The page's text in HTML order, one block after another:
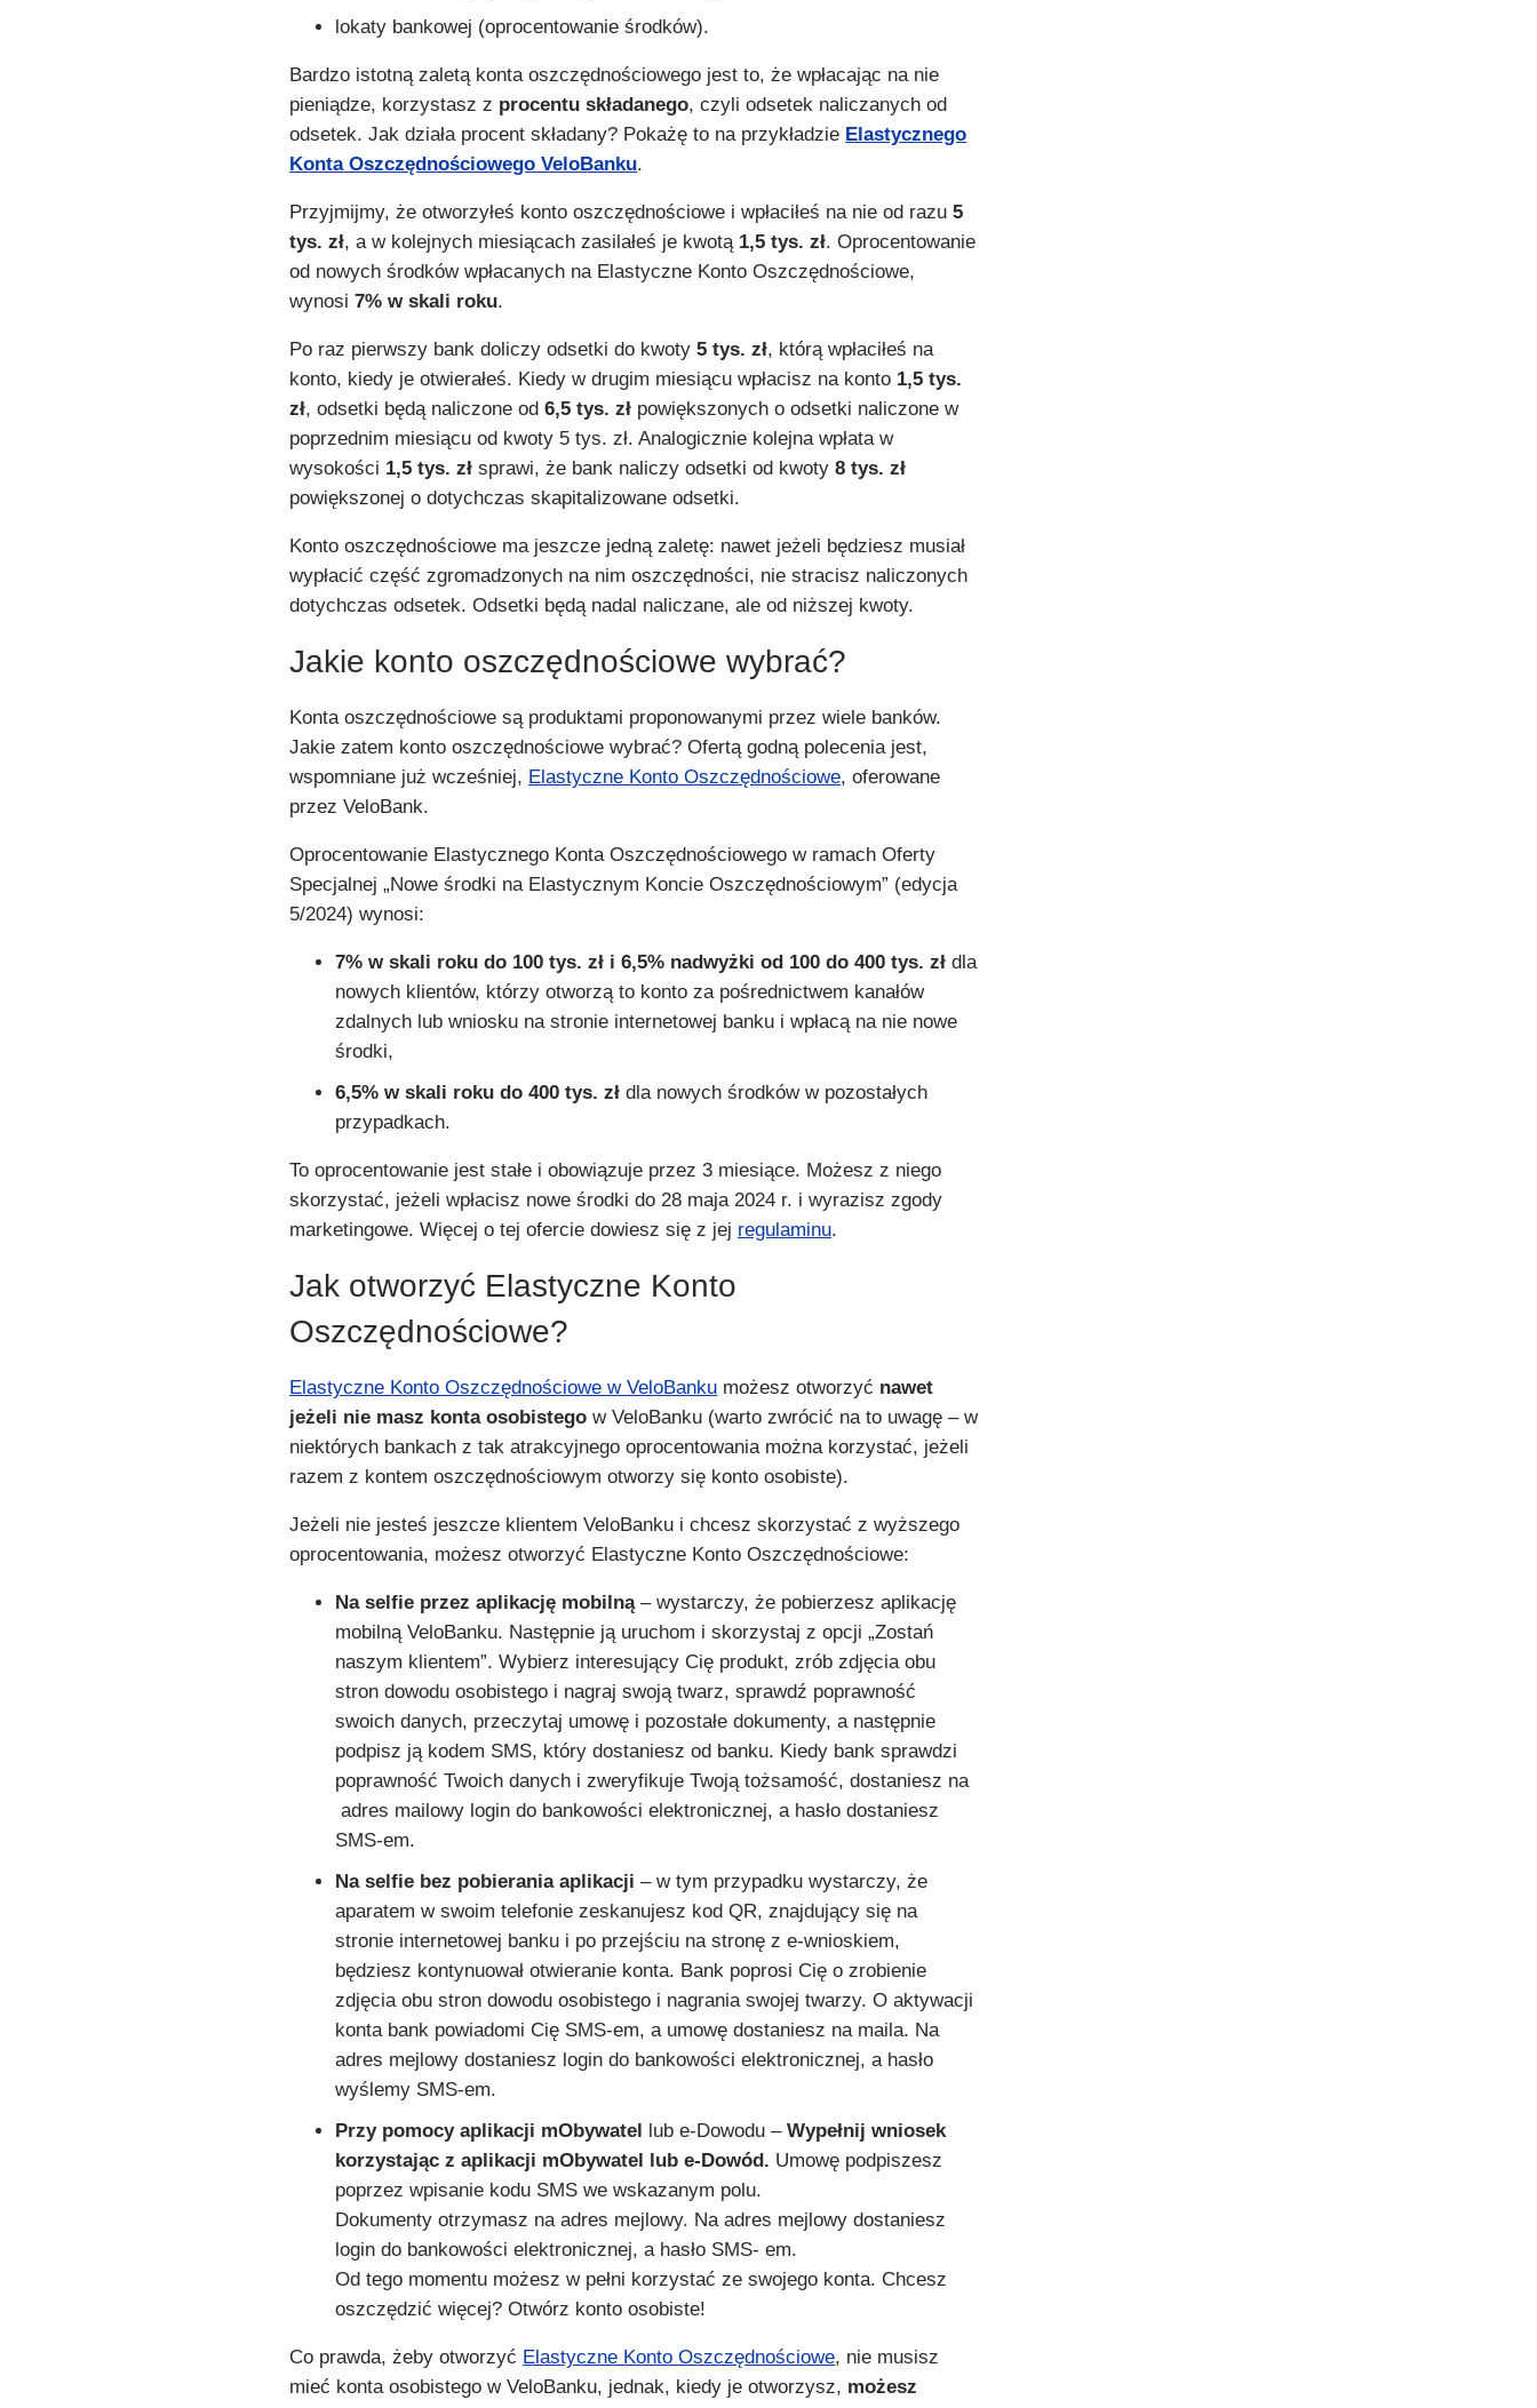
lokaty bankowej (oprocentowanie środków).
Bardzo istotną zaletą konta oszczędnościowego jest to, że wpłacając na nie
pieniądze, korzystasz z procentu składanego, czyli odsetek naliczanych od
odsetek. Jak działa procent składany? Pokażę to na przykładzie Elastycznego
Konta Oszczędnościowego VeloBanku.
Przyjmijmy, że otworzyłeś konto oszczędnościowe i wpłaciłeś na nie od razu5
tys. zł, a w kolejnych miesiącach zasilałeś je kwotą 1,5 tys. zł. Oprocentowanie
od nowych środków wpłacanych na Elastyczne Konto Oszczędnościowe,
wynosi7% w skali roku.
Po raz pierwszy bank doliczy odsetki do kwoty5 tys. zł, którą wpłaciłeś na
konto, kiedy je otwierałeś. Kiedy w drugim miesiącu wpłacisz na konto 1,5 tys.
zł, odsetki będą naliczone od6,5 tys. zł powiększonych o odsetki naliczone w
poprzednim miesiącu od kwoty 5 tys. zł. Analogicznie kolejna wpłata w
wysokości 1,5 tys. zł sprawi, że bank naliczy odsetki od kwoty8 tys. zł
powiększonej o dotychczas skapitalizowane odsetki.
Konto oszczędnościowe ma jeszcze jedną zaletę: nawet jeżeli będziesz musiał
wypłacić część zgromadzonych na nim oszczędności, nie stracisz naliczonych
dotychczas odsetek. Odsetki będą nadal naliczane, ale od niższej kwoty.
Jakie konto oszczędnościowe wybrać?
Konta oszczędnościowe są produktami proponowanymi przez wiele banków.
Jakie zatem konto oszczędnościowe wybrać? Ofertą godną polecenia jest,
wspomniane już wcześniej, Elastyczne Konto Oszczędnościowe, oferowane
przez VeloBank.
Oprocentowanie Elastycznego Konta Oszczędnościowego w ramach Oferty
Specjalnej „Nowe środki na Elastycznym Koncie Oszczędnościowym” (edycja
5/2024) wynosi:
7% w skali roku do 100 tys. zł i 6,5% nadwyżki od 100 do 400 tys. zł dla
nowych klientów, którzy otworzą to konto za pośrednictwem kanałów
zdalnych lub wniosku na stronie internetowej banku i wpłacą na nie nowe
środki,
6,5% w skali roku do 400 tys. zł dla nowych środków w pozostałych
przypadkach.
To oprocentowanie jest stałe i obowiązuje przez 3 miesiące. Możesz z niego
skorzystać, jeżeli wpłacisz nowe środki do 28 maja 2024 r. i wyrazisz zgody
marketingowe. Więcej o tej ofercie dowiesz się z jej regulaminu.
Jak otworzyć Elastyczne Konto
Oszczędnościowe?
Elastyczne Konto Oszczędnościowe w VeloBanku możesz otworzyć nawet
jeżeli nie masz konta osobistego w VeloBanku (warto zwrócić na to uwagę – w
niektórych bankach z tak atrakcyjnego oprocentowania można korzystać, jeżeli
razem z kontem oszczędnościowym otworzy się konto osobiste).
Jeżeli nie jesteś jeszcze klientem VeloBanku i chcesz skorzystać z wyższego
oprocentowania, możesz otworzyć Elastyczne Konto Oszczędnościowe:
Na selfie przez aplikację mobilną– wystarczy, że pobierzesz aplikację
mobilną VeloBanku. Następnie ją uruchom i skorzystaj z opcji „Zostań
naszym klientem”. Wybierz interesujący Cię produkt, zrób zdjęcia obu
stron dowodu osobistego i nagraj swoją twarz, sprawdź poprawność
swoich danych, przeczytaj umowę i pozostałe dokumenty, a następnie
podpisz ją kodem SMS, który dostaniesz od banku. Kiedy bank sprawdzi
poprawność Twoich danych i zweryfikuje Twoją tożsamość, dostaniesz na
adres mailowy login do bankowości elektronicznej, a hasło dostaniesz
SMS-em.
Na selfie bez pobierania aplikacji – w tym przypadku wystarczy, że
aparatem w swoim telefonie zeskanujesz kod QR, znajdujący się na
stronie internetowej banku i po przejściu na stronę z e-wnioskiem,
będziesz kontynuował otwieranie konta. Bank poprosi Cię o zrobienie
zdjęcia obu stron dowodu osobistego i nagrania swojej twarzy. O aktywacji
konta bank powiadomi Cię SMS-em, a umowę dostaniesz na maila. Na
adres mejlowy dostaniesz login do bankowości elektronicznej, a hasło
wyślemy SMS-em.
Przy pomocy aplikacji mObywatel lub e-Dowodu –Wypełnij wniosek
korzystając z aplikacji mObywatel lub e-Dowód. Umowę podpiszesz
poprzez wpisanie kodu SMS we wskazanym polu.
Dokumenty otrzymasz na adres mejlowy. Na adres mejlowy dostaniesz
login do bankowości elektronicznej, a hasło SMS- em.
Od tego momentu możesz w pełni korzystać ze swojego konta. Chcesz
oszczędzić więcej? Otwórz konto osobiste!
Co prawda, żeby otworzyć Elastyczne Konto Oszczędnościowe, nie musisz
mieć konta osobistego w VeloBanku, jednak, kiedy je otworzysz, możesz